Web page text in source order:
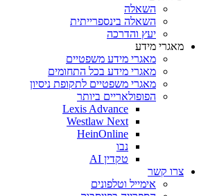
השאלה
השאלה בינספרייתית
יעץ והדרכה
מאגרי מידע
מאגרי מידע משפטיים
מאגרי מידע בכל התחומים
מאגרי משפטיים לתקופת ניסיון
הפופולאריים ביותר
Lexis Advance
Westlaw Next
HeinOnline
נבו
טקדין AI
צרו קשר
אימייל וטלפונים